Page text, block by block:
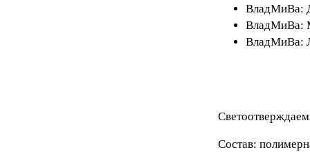
ВладМиВа:
ВладМиВа:
ВладМиВа:
Состав: